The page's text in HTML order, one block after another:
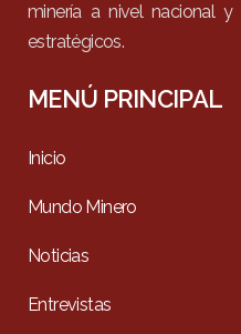
minería a nivel nacional
estratégicos.
MENÚ PRINCIPAL
Inicio
Mundo Minero
Noticias
Entrevistas